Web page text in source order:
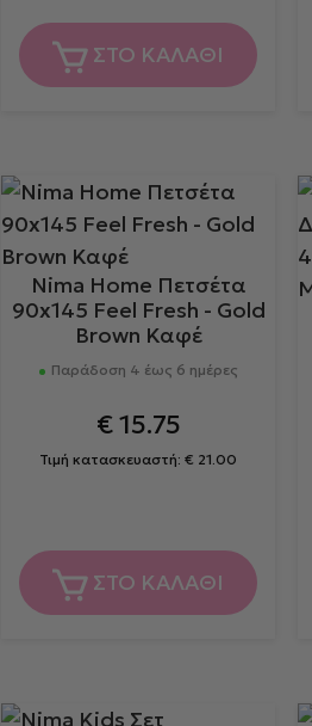
ΣΤΟ ΚΑΛΑΘΙ
σελίδα
του
Nima Home Πετσέτα
90x145 Feel Fresh - Gold
Brown Καφέ
Παράδοση 4 έως 6 ημέρες
€15.75
Τιμή κατασκευαστή:€ 21.00
ΣΤΟ ΚΑΛΑΘΙ